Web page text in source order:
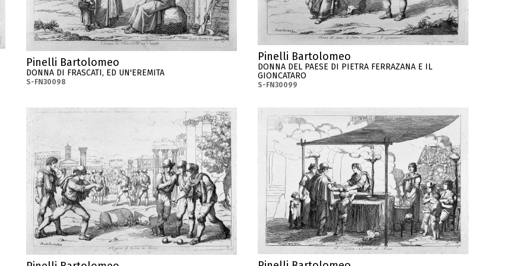
Pinelli Bartolomeo
DONNA DI FRASCATI, ED UN'EREMITA
S-FN30098
Pinelli Bartolomeo
DONNA DEL PAESE DI PIETRA FERRAZANA E IL
GIONCATARO
S-FN30099